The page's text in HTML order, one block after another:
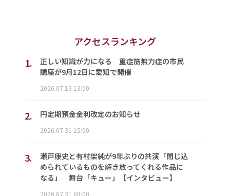
アクセスランキング
1.
正しい知識が力になる 重症筋無力症の市民
講座が9月12日に愛知で開催
2026.07.13 13:00
2. 円定期預金金利改定のお知らせ
2026.07.31 15:00
3.
瀬戸康史と有村架純が9年ぶりの共演「閉じ込
められているものを解き放ってくれる作品に
なる」 舞台「キュー」【インタビュー】
2026.07.31 08:00